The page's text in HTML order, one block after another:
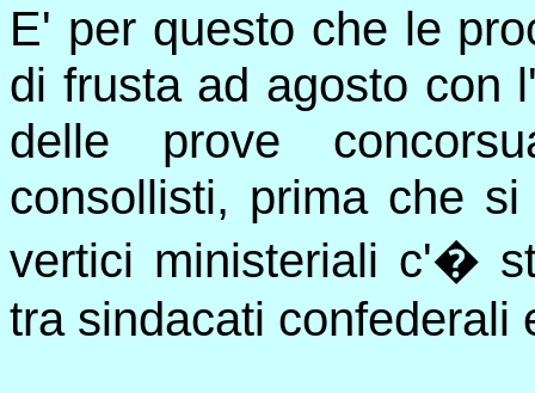
E' per questo che le
di frusta ad agosto con
delle prove
consollisti, prima che
vertici ministeriali c'�
tra sindacati confederali